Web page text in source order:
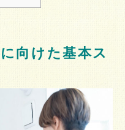
向けた基本ス